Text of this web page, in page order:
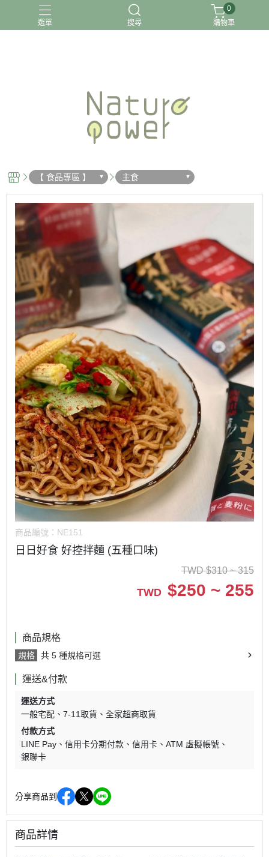
選單 搜尋
0
購物車
【 食品專區 】 主食
商品編號： NE151
日日好食 好控拌麵 (五種口味)
TWD $310 ~ 315
TWD $250 ~ 255
商品規格
規格 共 5 種規格可選
運送&付款
運送方式
一般宅配
7-11取貨
全家超商取貨
付款方式
LINE Pay
信用卡分期付款 信用卡
ATM 虛擬帳號
銀聯卡
分享商品到
商品詳情